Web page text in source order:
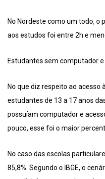
No Nordeste como um todo, o
aos estudos foi entre 2h e
Estudantes sem computador
No que diz respeito ao acesso
estudantes de 13 a 17 anos
possuíam computador e
pouco, esse foi o maior
No caso das escolas
85,8%. Segundo o IBGE, o